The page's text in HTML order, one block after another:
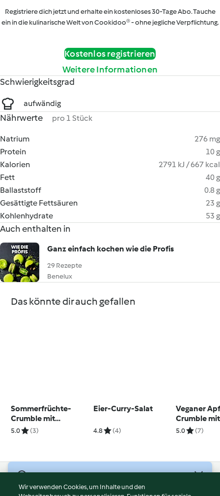
Registriere dich jetzt und erhalte ein kostenloses 30-Tage Abo. Tauche
ein in die kulinarische Welt von Cookidoo® - ohne jegliche Verpflichtung.
Kostenlos registrieren
Weitere Informationen
Schwierigkeitsgrad
aufwändig
Nährwerte pro 1 Stück
Natrium
276 mg
Protein
10 g
Kalorien
2791 kJ / 667 kcal
Fett
40 g
Ballaststoff
0.8 g
Gesättigte Fettsäuren
23 g
Kohlenhydrate
53 g
Auch enthalten in
Ganz einfach kochen wie die Profis
29 Rezepte
Benelux
Das könnte dir auch gefallen
Sommerfrüchte-
Crumble mit
Vanillesauce
5.0 (3)
Eier-Curry-Salat
4.8 (4)
Veganer
Crumble mit
Rumrosinen
5.0 (7)
Wir verwenden Cookies, um Inhalte und den